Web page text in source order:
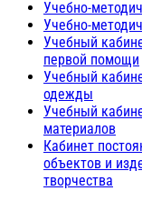
Учебно-
Учебно-
Учебный
первой помощи
Учебный
одежды
Учебный
материалов
Кабинет
объектов и
творчества